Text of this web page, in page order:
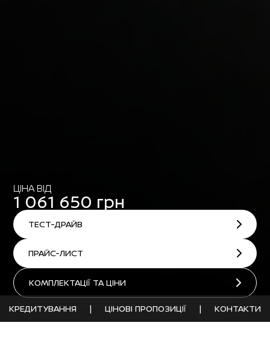
ЦІНА ВІД
1 061 650 грн
ТЕСТ-ДРАЙВ
ПРАЙС-ЛИСТ
КОМПЛЕКТАЦІЇ ТА ЦІНИ
КРЕДИТУВАННЯ | ЦІНОВІ ПРОПОЗИЦІЇ | КОНТАКТИ